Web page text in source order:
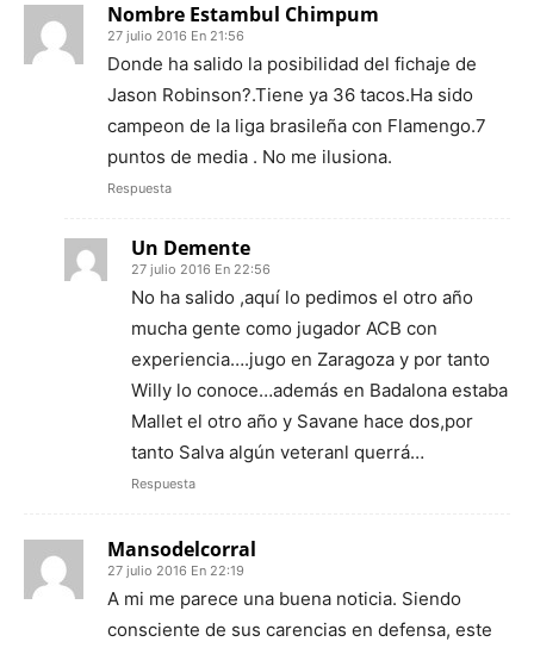
Nombre Estambul Chimpum
27 julio 2016 En 21:56
Donde ha salido la posibilidad del fichaje de
Jason Robinson?.Tiene ya 36 tacos.Ha sido
campeon de la liga brasileña con Flamengo.7
puntos de media . No me ilusiona.
Respuesta
Un Demente
27 julio 2016 En 22:56
No ha salido ,aquí lo pedimos el otro año
mucha gente como jugador ACB con
experiencia….jugo en Zaragoza y por tanto
Willy lo conoce…además en Badalona estaba
Mallet el otro año y Savane hace dos,por
tanto Salva algún veteranl querrá…
Respuesta
Mansodelcorral
27 julio 2016 En 22:19
A mi me parece una buena noticia. Siendo
consciente de sus carencias en defensa, este